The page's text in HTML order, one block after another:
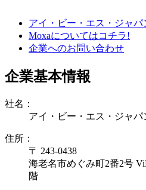
アイ・ビー・エス・ジャパ
Moxaについてはコチラ!
企業へのお問い合わせ
企業基本情報
社名：
アイ・ビー・エス・ジャパ
住所：
〒 243-0438
海老名市めぐみ町2番2号
階